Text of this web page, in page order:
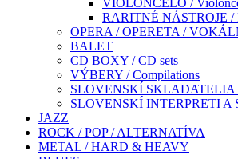
VIOLONČELO /
RARITNÉ NÁSTROJE /
OPERA / OPERETA /
BALET
CD BOXY / CD sets
VÝBERY / Compilations
SLOVENSKÍ SKLADATELIA /
SLOVENSKÍ INTERPRETI A
JAZZ
ROCK / POP / ALTERNATÍVA
METAL / HARD & HEAVY